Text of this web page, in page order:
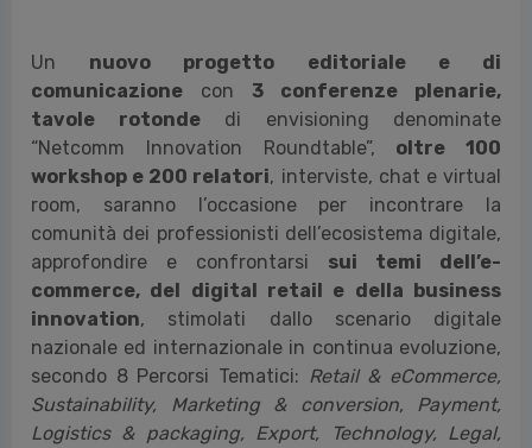
Un
nuovo progetto editoriale e di
comunicazione
con
3 conferenze plenarie,
tavole rotonde
di envisioning
denominate
“Netcomm Innovation Roundtable”,
oltre 100
workshop e 200 relatori, interviste, chat e virtual
room, saranno l’occasione per incontrare la
comunità dei professionisti dell’ecosistema digitale,
approfondire e confrontarsi
sui temi dell’e-
commerce, del digital retail e della business
innovation, stimolati dallo scenario digitale
nazionale ed internazionale in continua evoluzione,
secondo 8 Percorsi Tematici: Retail & eCommerce,
Sustainability, Marketing & conversion, Payment,
Logistics & packaging, Export, Technology, Legal,